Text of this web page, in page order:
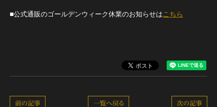
■公式通販のゴールデンウィーク休業のお知らせはこちら
次の記事
一覧へ戻る
前の記事